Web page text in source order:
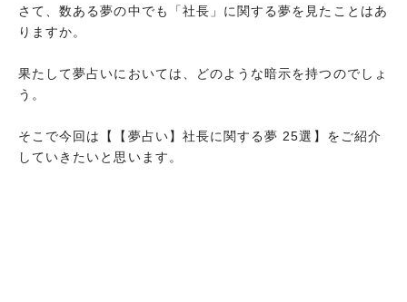
さて、数ある夢の中でも「社長」に関する夢を見たことはあ
りますか。
果たして夢占いにおいては、どのような暗示を持つのでしょ
う。
そこで今回は【【夢占い】社長に関する夢 25選】をご紹介
していきたいと思います。